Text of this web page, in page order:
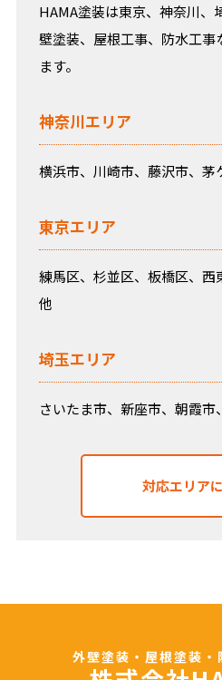
HAMA塗装は東京、神奈川、
壁塗装、屋根工事、防水工事
ます。
神奈川エリア
横浜市、川崎市、藤沢市、茅
東京エリア
練馬区、杉並区、板橋区、
他
埼玉エリア
さいたま市、新座市、朝霞市
対応エリア
外壁塗装・屋根塗装